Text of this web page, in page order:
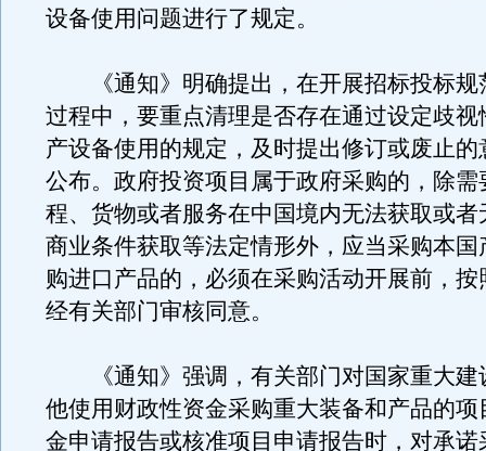
设备使用问题进行了规定。
《通知》明确提出，在开展招标投标规
过程中，要重点清理是否存在通过设定歧视
产设备使用的规定，及时提出修订或废止的
公布。政府投资项目属于政府采购的，除需
程、货物或者服务在中国境内无法获取或者
商业条件获取等法定情形外，应当采购本国
购进口产品的，必须在采购活动开展前，
经有关部门审核同意。
《通知》强调，有关部门对国家重大建
他使用财政性资金采购重大装备和产品的项
金申请报告或核准项目申请报告时，对承诺